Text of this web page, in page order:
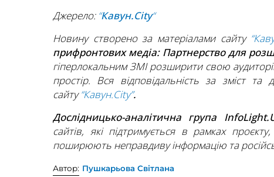
Джерело: “Кавун.City“
Новину створено за матеріалами сайту
прифронтових медіа: Партнерство для
гіперлокальним ЗМІ розширити свою
простір. Вся відповідальність за зміст та
сайту“Кавун.City”.
Дослідницько-аналітична група
сайтів, які підтримується в рамках
поширюють неправдиву інформацію та
Автор: Пушкарьова Світлана